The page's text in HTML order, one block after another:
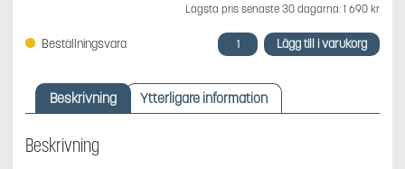
Lägsta pris senaste 30 dagarna: 1 690 kr
Beställningsvara
Husqvarna
Mossrivare,
T300
mängd
Lägg till i varukorg
Beskrivning Ytterligare information
Beskrivning